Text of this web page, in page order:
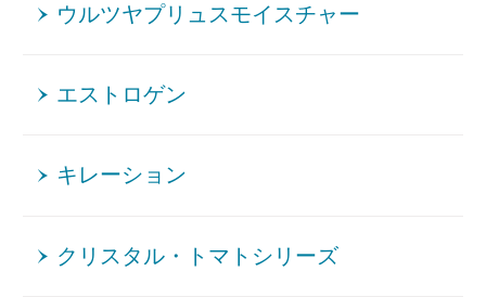
ウルツヤプリュスモイスチャー
エストロゲン
キレーション
クリスタル・トマトシリーズ